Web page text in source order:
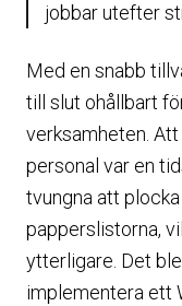
jobbar utefter
Med en snabb
till slut ohållbart
verksamheten.
personal var en
tvungna att
papperslistorna,
ytterligare. Det
implementera ett